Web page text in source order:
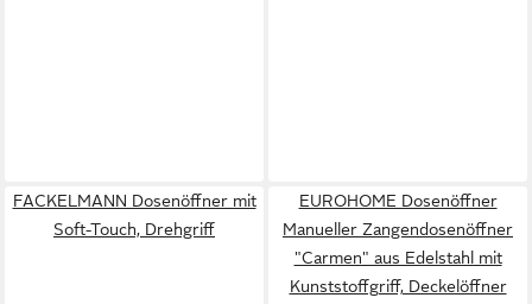
FACKELMANN Dosenöffner mit
Soft-Touch, Drehgriff
EUROHOME Dosenöffner
Manueller Zangendosenöffner
"Carmen" aus Edelstahl mit
Kunststoffgriff, Deckelöffner